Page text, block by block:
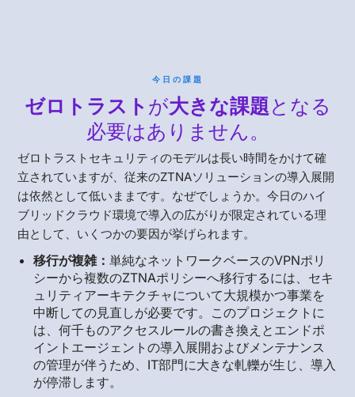
今日の課題
ゼロトラスト が大きな課題となる
必要はありません。
ゼロトラストセキュリティのモデルは長い時間をかけて確
立されていますが、従来のZTNAソリューションの導入展開
は依然として低いままです。なぜでしょうか。今日のハイ
ブリッドクラウド環境で導入の広がりが限定されている理
由として、いくつかの要因が挙げられます。
移行が複雑：単純なネットワークベースのVPNポリ
シーから複数のZTNAポリシーへ移行するには、セキ
ュリティアーキテクチャについて大規模かつ事業を
中断しての見直しが必要です。このプロジェクトに
は、何千ものアクセスルールの書き換えとエンドポ
イントエージェントの導入展開およびメンテナンス
の管理が伴うため、IT部門に大きな軋轢が生じ、導入
が停滞します。